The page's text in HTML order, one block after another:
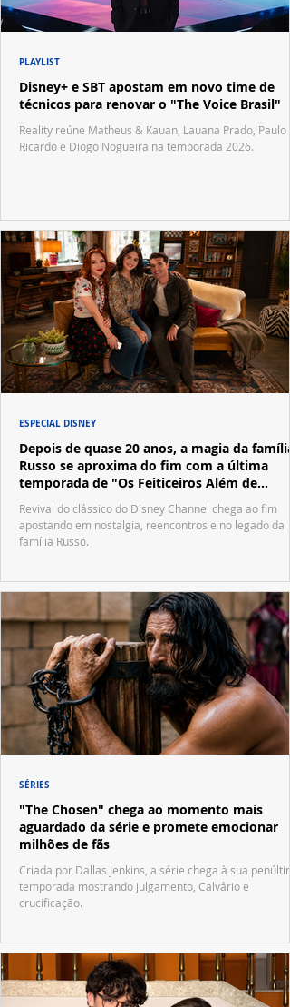
Disney+ e SBT apostam em novo time de
técnicos para renovar o "The Voice Brasil"
Reality reúne Matheus & Kauan, Lauana Prado, Paulo
Ricardo e Diogo Nogueira na temporada 2026.
PLAYLIST
Depois de quase 20 anos, a magia da família
Russo se aproxima do fim com a última
temporada de "Os Feiticeiros Além de
Waverly Place"
Revival do clássico do Disney Channel chega ao fim
apostando em nostalgia, reencontros e no legado da
família Russo.
ESPECIAL DISNEY
"The Chosen" chega ao momento mais
aguardado da série e promete emocionar
milhões de fãs
Criada por Dallas Jenkins, a série chega à sua
temporada mostrando julgamento, Calvário e
crucificação.
SÉRIES